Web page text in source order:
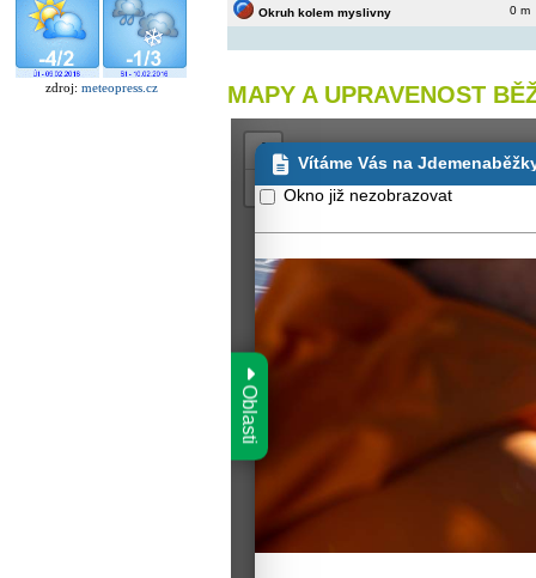
zdroj: meteopress.cz
Okruh kolem myslivny 0 m
MAPY A UPRAVENOST